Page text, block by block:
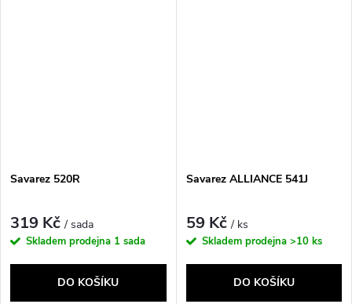
Savarez 520R
319 Kč/ sada
Skladem prodejna 1 sada
DO KOŠÍKU
Savarez ALLIANCE 541J
59 Kč/ ks
Skladem prodejna >10 ks
DO KOŠÍKU